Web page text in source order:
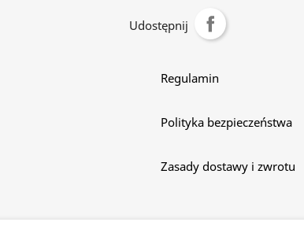
Udostępnij
Regulamin
Polityka bezpieczeństwa
Zasady dostawy i zwrotu